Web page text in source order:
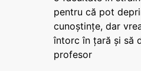
pentru că pot
cunoștințe, dar
întorc în țară și să
profesor